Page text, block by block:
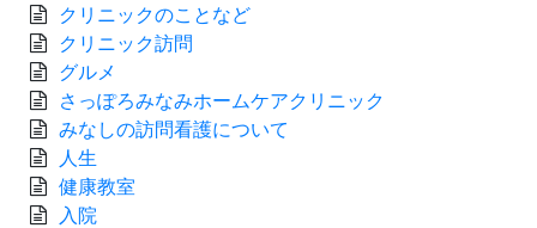
クリニックのことなど
クリニック訪問
グルメ
さっぽろみなみホームケアクリニック
みなしの訪問看護について
人生
健康教室
入院